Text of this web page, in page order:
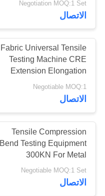
Negotiation MOQ:1 Set
الاتصال
Fabric Universal Tensile
Testing Machine CRE
Extension Elongation
Rate 10KN
Negotiable MOQ:1
الاتصال
Tensile Compression
Bend Testing Equipment
300KN For Metal
Materials
Negotiable MOQ:1 Set
الاتصال